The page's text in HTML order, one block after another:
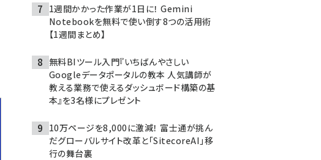
1週間かかった作業が1日に！ Gemini
Notebookを無料で使い倒す8つの活用術
【1週間まとめ】
無料BIツール入門『いちばんやさしい
Googleデータポータルの教本 人気講師が
教える業務で使えるダッシュボード構築の基
本』を3名様にプレゼント
10万ページを8,000に激減！ 富士通が挑ん
だグローバルサイト改革と「SitecoreAI」移
行の舞台裏